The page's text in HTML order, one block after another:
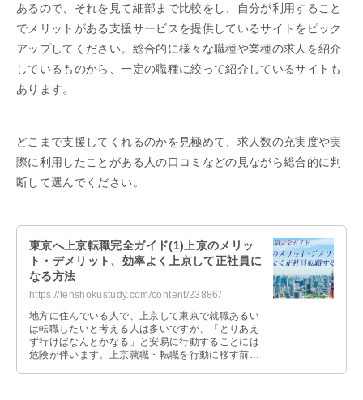
あるので、それを見て細部まで比較をし、自分が利用すること
でメリットがある支援サービスを提供しているサイトをピック
アップしてください。総合的に様々な職種や業種の求人を紹介
しているものから、一定の職種に絞って紹介しているサイトも
あります。
どこまで支援してくれるのかを見極めて、求人数の充実度や実
際に利用したことがある人の口コミなどの見ながら総合的に判
断して選んでください。
東京へ上京転職完全ガイド(1)上京のメリッ
ト・デメリット、効率よく上京して正社員に
なる方法
https://tenshokustudy.com/content/23886/
地方に住んでいる人で、上京して東京で就職あるい
は転職したいと考える人は多いですが、「とりあえ
ず行けばなんとかなる」と安易に行動することには
危険が伴います。上京就職・転職を行動に移す前